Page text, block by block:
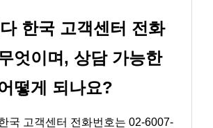
한국 고객센터 전화
엇이며, 상담 가능한
떻게 되나요?
국 고객센터 전화번호는 02-6007-